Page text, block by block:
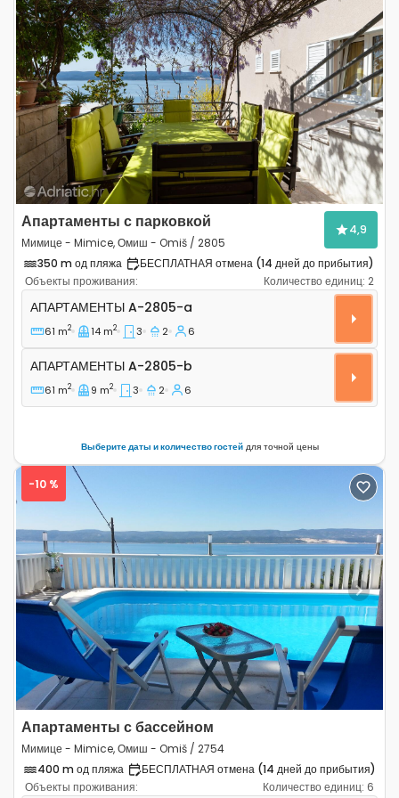
Previous Next
Апартаменты с парковкой
Мимице - Mimice, Омиш - Omiš / 2805
4,9
350 m од пляжа
БЕСПЛАТНАЯ отмена (14 дней до прибытия)
Объекты проживания:
Количество единиц: 2
Трёхкомнатные апартаменты Мимице - Mimice,
АПАРТАМЕНТЫ A-2805-a
61 m2 14 m2 3 2 6
Апартаменты A-2805-b
АПАРТАМЕНТЫ A-2805-b
61 m2 9 m2 3 2 6
Выберите даты и количество гостейдля точной цены
Previous Next
-10 %
Апартаменты с бассейном
Мимице - Mimice, Омиш - Omiš / 2754
400 m од пляжа
БЕСПЛАТНАЯ отмена (14 дней до прибытия)
Объекты проживания:
Количество единиц: 6